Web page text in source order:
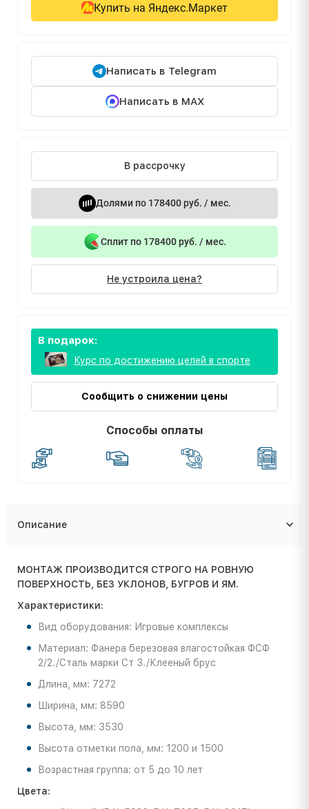
Купить на Яндекс.Маркет
Написать в Telegram
Написать в MAX
В рассрочку
Долями по 178400 руб. / мес.
Сплит по 178400 руб. / мес.
Не устроила цена?
В подарок:
Курс по достижению целей в спорте
Сообщить о снижении цены
Способы оплаты
Описание
МОНТАЖ ПРОИЗВОДИТСЯ СТРОГО НА РОВНУЮ
ПОВЕРХНОСТЬ, БЕЗ УКЛОНОВ, БУГРОВ И ЯМ.
Характеристики:
Вид оборудования: Игровые комплексы
Материал: Фанера березовая влагостойкая ФСФ
2/2./Сталь марки Ст 3./Клееный брус
Длина, мм: 7272
Ширина, мм: 8590
Высота, мм: 3530
Высота отметки пола, мм: 1200 и 1500
Возрастная группа: от 5 до 10 лет
Цвета: